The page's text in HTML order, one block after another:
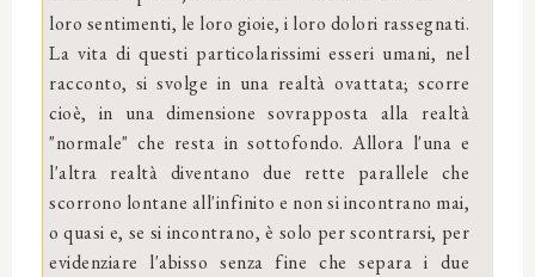
loro sentimenti, le loro gioie, i loro dolori rassegnati.
La vita di questi particolarissimi esseri umani, nel
racconto, si svolge in una realtà ovattata; scorre
cioè, in una dimensione sovrapposta alla realtà
"normale" che resta in sottofondo. Allora l'una e
l'altra realtà diventano due rette parallele che
scorrono lontane all'infinito e non si incontrano mai,
o quasi e, se si incontrano, è solo per scontrarsi, per
evidenziare l'abisso senza fine che separa i due